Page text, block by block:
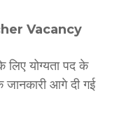
Vacancy
लिए योग्यता पद के
आगे दी गई